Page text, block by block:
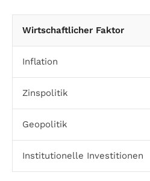
Wirtschaftlicher Faktor
Inflation
Zinspolitik
Geopolitik
Institutionelle Investitionen